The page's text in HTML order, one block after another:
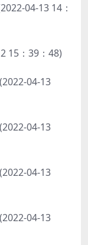
04-13 14：
15：39：48)
04-13
04-13
04-13
04-13